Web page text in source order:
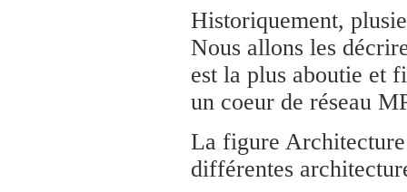
Historiquement,
Nous allons les
est la plus aboutie et
un coeur de réseau
La figure Architecture
différentes